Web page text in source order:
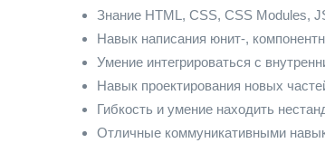
Знание HTML, CSS, CSS Modules,
Навык написания юнит-,
Умение интегрироваться с
Навык проектирования новых
Гибкость и умение находить
Отличные коммуникативными